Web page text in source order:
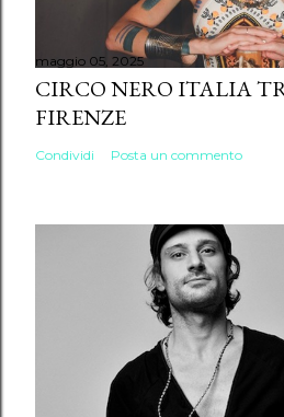
maggio 05, 2025
CIRCO NERO ITALIA
FIRENZE
Condividi Posta un commento